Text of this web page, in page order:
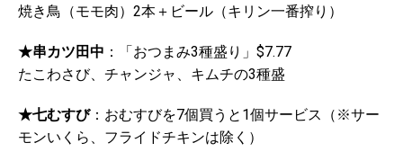
焼き鳥（モモ肉）2本＋ビール（キリン一番搾り）
★串カツ田中 ：「おつまみ3種盛り」$7.77
たこわさび、チャンジャ、キムチの3種盛
★七むすび：おむすびを7個買うと1個サービス（※サー
モンいくら、フライドチキンは除く）